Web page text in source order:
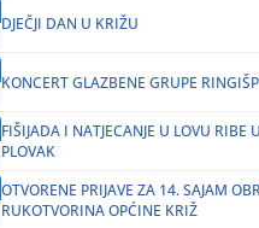
DJEČJI DAN U KRIŽU
KONCERT GLAZBENE GRUPE
FIŠIJADA I NATJECANJE U LOVU RIBE
PLOVAK
OTVORENE PRIJAVE ZA 14. SAJAM
RUKOTVORINA OPĆINE KRIŽ